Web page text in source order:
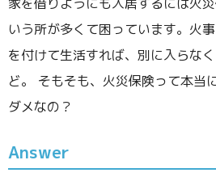
いう所が多くて困っています。火
を付けて生活すれば、別に入らな
ど。 そもそも、火災保険って本当
ダメなの？
Answer